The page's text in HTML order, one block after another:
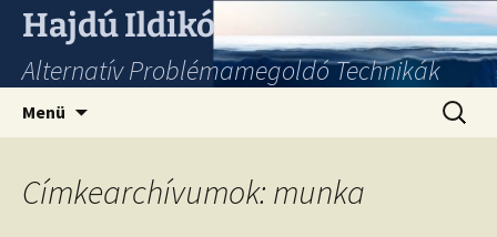
Hajdú Ildikó
Alternatív Problémamegoldó Technikák
Menü
Címkearchívumok: munka